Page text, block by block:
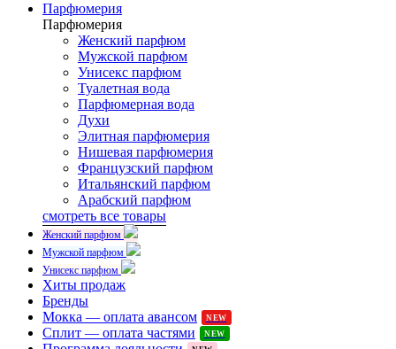
Парфюмерия
Парфюмерия
Женский парфюм
Мужской парфюм
Унисекс парфюм
Туалетная вода
Парфюмерная вода
Духи
Элитная парфюмерия
Нишевая парфюмерия
Французский парфюм
Итальянский парфюм
Арабский парфюм
смотреть все товары
Женский парфюм
Мужской парфюм
Унисекс парфюм
Хиты продаж
Бренды
Мокка — оплата авансом
NEW
Сплит — оплата частями NEW